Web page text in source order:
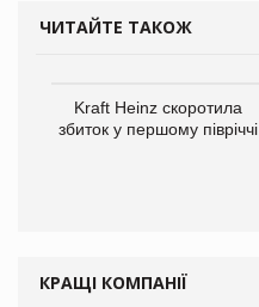
ЧИТАЙТЕ ТАКОЖ
Kraft Heinz скоротила
збиток у першому півріччі
КРАЩІ КОМПАНІЇ